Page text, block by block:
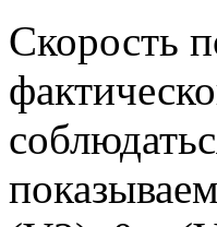
Скорость